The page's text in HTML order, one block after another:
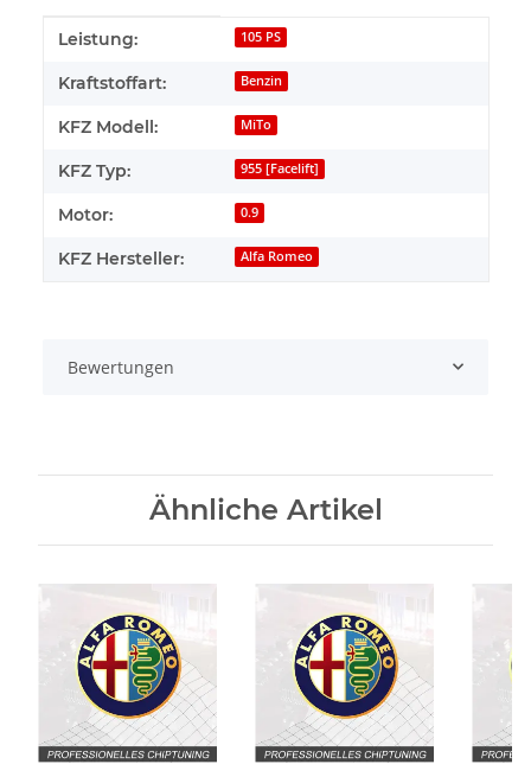
Produkteigenschaft
Wert
Leistung: 105 PS
Kraftstoffart: Benzin
KFZ Modell: MiTo
KFZ Typ: 955 [Facelift]
Motor: 0.9
KFZ Hersteller: Alfa Romeo
Bewertungen
Ähnliche Artikel